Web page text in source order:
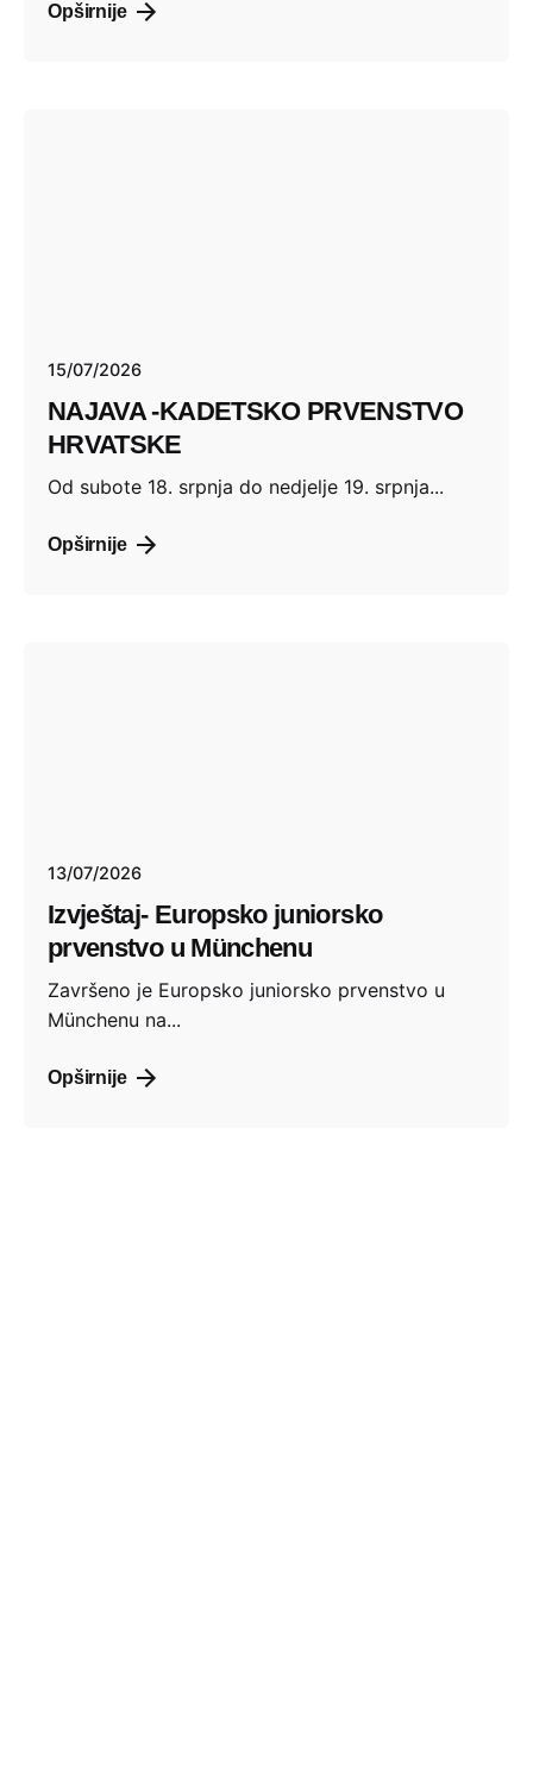
Opširnije
15/07/2026
NAJAVA -KADETSKO PRVENSTVO
HRVATSKE
Od subote 18. srpnja do nedjelje 19. srpnja...
Opširnije
13/07/2026
Izvještaj- Europsko juniorsko
prvenstvo u Münchenu
Završeno je Europsko juniorsko prvenstvo u
Münchenu na...
Opširnije